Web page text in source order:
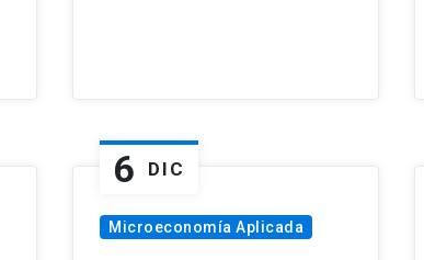
6 DIC
Microeconomía Aplicada